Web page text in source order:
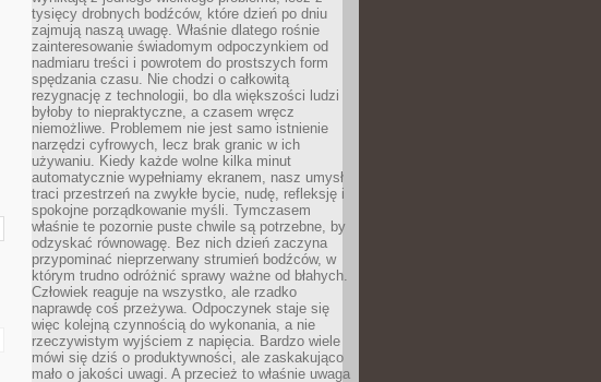
tysięcy drobnych bodźców, które dzień po dniu
zajmują naszą uwagę. Właśnie dlatego rośnie
zainteresowanie świadomym odpoczynkiem od
nadmiaru treści i powrotem do prostszych form
spędzania czasu. Nie chodzi o całkowitą
rezygnację z technologii, bo dla większości ludzi
byłoby to niepraktyczne, a czasem wręcz
niemożliwe. Problemem nie jest samo istnienie
narzędzi cyfrowych, lecz brak granic w ich
używaniu. Kiedy każde wolne kilka minut
automatycznie wypełniamy ekranem, nasz umysł
traci przestrzeń na zwykłe bycie, nudę, refleksję i
spokojne porządkowanie myśli. Tymczasem
właśnie te pozornie puste chwile są potrzebne, by
odzyskać równowagę. Bez nich dzień zaczyna
przypominać nieprzerwany strumień bodźców, w
którym trudno odróżnić sprawy ważne od błahych.
Człowiek reaguje na wszystko, ale rzadko
naprawdę coś przeżywa. Odpoczynek staje się
więc kolejną czynnością do wykonania, a nie
rzeczywistym wyjściem z napięcia. Bardzo wiele
mówi się dziś o produktywności, ale zaskakująco
mało o jakości uwagi. A przecież to właśnie uwaga